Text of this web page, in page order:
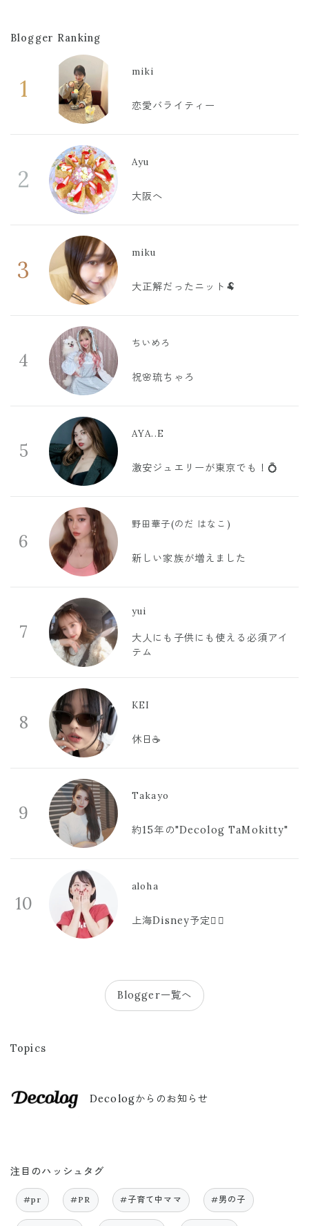
Blogger Ranking
1
miki
恋愛バライティー
2
Ayu
大阪へ
3
miku
大正解だったニット🐏
4
ちいめろ
祝🌸琉ちゃろ
5
AYA..E
激安ジュエリーが東京でも！💍
6
野田華子(のだ はなこ)
新しい家族が増えました
7
yui
大人にも子供にも使える必須アイ
テム
8
KEI
休日☕️
9
Takayo
約15年の"Decolog TaMokitty"
10
aloha
上海Disney予定🫪🩷
Blogger一覧へ
Topics
Decologからのお知らせ
注目のハッシュタグ
#pr #PR #子育て中ママ #男の子